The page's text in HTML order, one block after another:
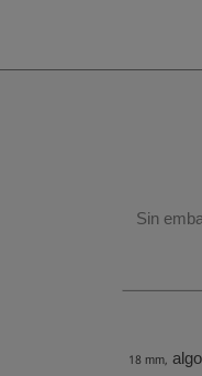
Sin
18 mm